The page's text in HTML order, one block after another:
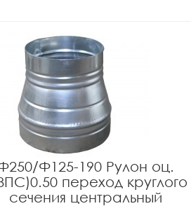
Ф125-190 Рулон оц.
переход круглого
сечения центральный